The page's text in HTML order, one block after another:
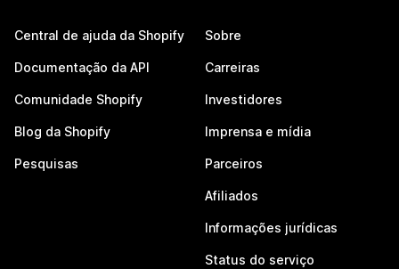
Central de ajuda da Shopify
Documentação da API
Comunidade Shopify
Blog da Shopify
Pesquisas
Sobre
Carreiras
Investidores
Imprensa e mídia
Parceiros
Afiliados
Informações jurídicas
Status do serviço